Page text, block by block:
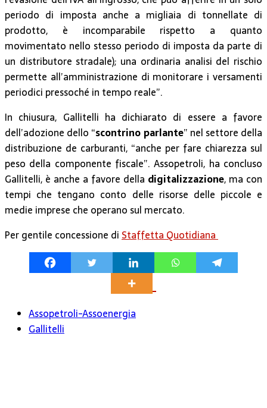
periodo di imposta anche a migliaia di tonnellate di
prodotto, è incomparabile rispetto a quanto
movimentato nello stesso periodo di imposta da parte di
un distributore stradale); una ordinaria analisi del rischio
permette all’amministrazione di monitorare i versamenti
periodici pressoché in tempo reale”.
In chiusura, Gallitelli ha dichiarato di essere a favore
dell’adozione dello “scontrino parlante” nel settore della
distribuzione de carburanti, “anche per fare chiarezza sul
peso della componente fiscale”. Assopetroli, ha concluso
Gallitelli, è anche a favore della digitalizzazione, ma con
tempi che tengano conto delle risorse delle piccole e
medie imprese che operano sul mercato.
Per gentile concessione di Staffetta Quotidiana
Assopetroli-Assoenergia
Gallitelli